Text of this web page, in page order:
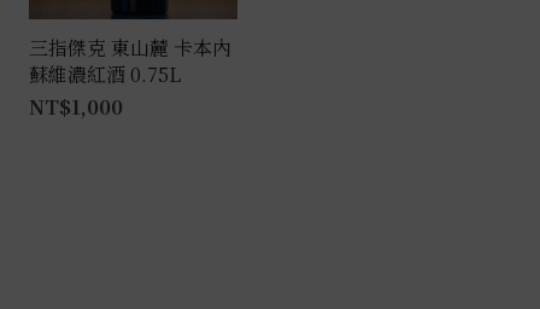
三指傑克 東山麓 卡本內
蘇維濃紅酒 0.75L
NT$1,000